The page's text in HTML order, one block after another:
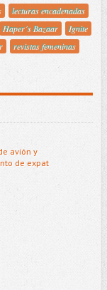
lecturas encadenadas
Haper´s Bazaar
Ignite
revistas femeninas
avión y
de expat